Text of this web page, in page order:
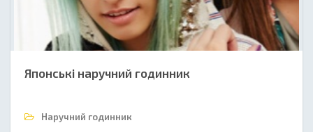
Японські наручний годинник
Наручний годинник